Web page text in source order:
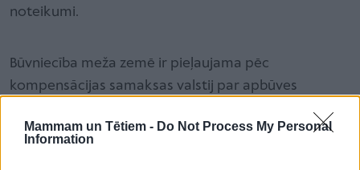
Mammam un Tētiem - Do Not Process My Personal
Information
noteikumi.
Būvniecība meža zemē ir pieļaujama pēc
kompensācijas samaksas valstij par apbūves
Pazemes kabeļu elektrolīnijas. Pēdējos gados